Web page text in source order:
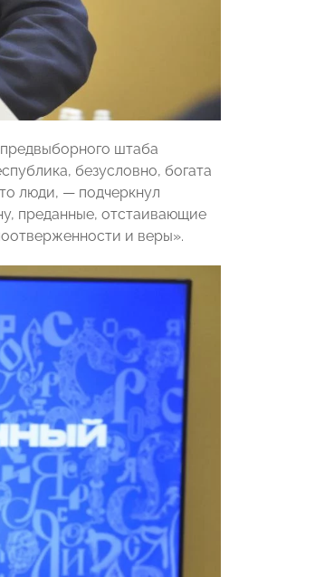
штаба
безусловно, богата
люди, — подчеркнул
преданные, отстаивающие
и веры».